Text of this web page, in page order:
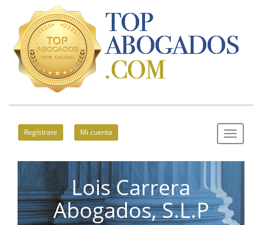
Regístrate Mi cuenta
Lois Carrera
Abogados, S.L.P